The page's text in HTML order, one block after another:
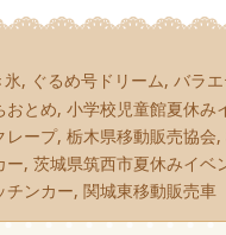
, ぐるめ号ドリーム,バラ
おとめ, 小学校児童館夏休み
レープ, 栃木県移動販売協会,
ー, 茨城県筑西市夏休みイベ
チンカー, 関城東移動販売車